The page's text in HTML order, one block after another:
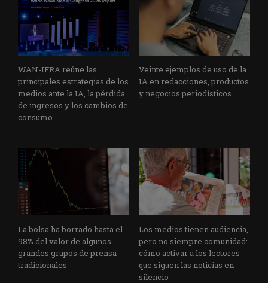
WAN-IFRA reúne las
principales estrategias de los
medios ante la IA, la pérdida
de ingresos y los cambios de
consumo
Veinte ejemplos de uso de la
IA en redacciones, productos
y negocios periodísticos
La bolsa ha borrado hasta el
98% del valor de algunos
grandes grupos de prensa
tradicionales
Los medios tienen audiencia,
pero no siempre comunidad:
cómo activar a los lectores
que siguen las noticias en
silencio